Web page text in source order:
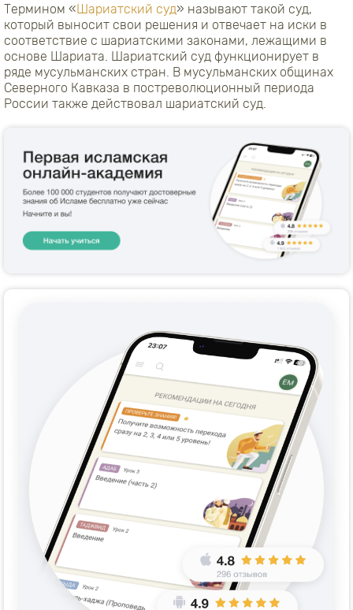
Термином «Шариатский суд» называют такой суд,
который выносит свои решения и отвечает на иски в
соответствие с шариатскими законами, лежащими в
основе Шариата. Шариатский суд функционирует в
ряде мусульманских стран. В мусульманских общинах
Северного Кавказа в постреволюционный периода
России также действовал шариатский суд.